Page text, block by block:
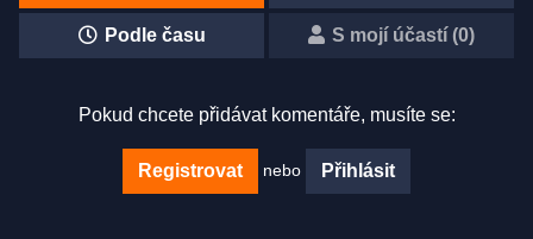
Podle času S mojí účastí (0)
Pokud chcete přidávat komentáře, musíte se:
Registrovat nebo Přihlásit